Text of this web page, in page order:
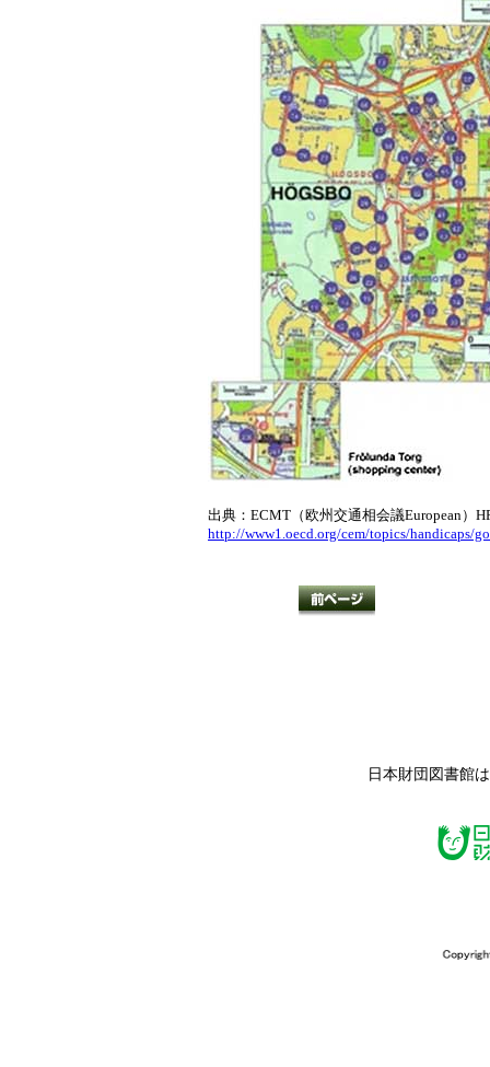
出典：ECMT（欧州交通相会議European）
http://www1.oecd.org/cem/topics/handicaps/
日本財団図書館